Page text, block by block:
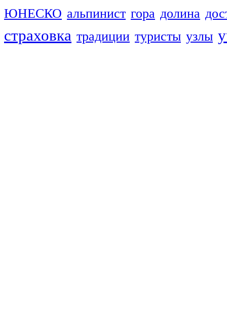
ЮНЕСКО альпинист гора долина
страховка традиции туристы узлы